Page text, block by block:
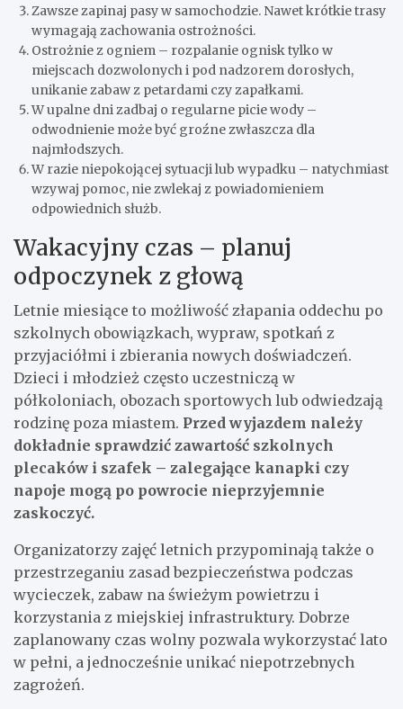
Zawsze zapinaj pasy w samochodzie. Nawet krótkie trasy
wymagają zachowania ostrożności.
Ostrożnie z ogniem – rozpalanie ognisk tylko w
miejscach dozwolonych i pod nadzorem dorosłych,
unikanie zabaw z petardami czy zapałkami.
W upalne dni zadbaj o regularne picie wody –
odwodnienie może być groźne zwłaszcza dla
najmłodszych.
W razie niepokojącej sytuacji lub wypadku – natychmiast
wzywaj pomoc, nie zwlekaj z powiadomieniem
odpowiednich służb.
Wakacyjny czas – planuj
odpoczynek z głową
Letnie miesiące to możliwość złapania oddechu po
szkolnych obowiązkach, wypraw, spotkań z
przyjaciółmi i zbierania nowych doświadczeń.
Dzieci i młodzież często uczestniczą w
półkoloniach, obozach sportowych lub odwiedzają
rodzinę poza miastem. Przed wyjazdem należy
dokładnie sprawdzić zawartość szkolnych
plecaków i szafek – zalegające kanapki czy
napoje mogą po powrocie nieprzyjemnie
zaskoczyć.
Organizatorzy zajęć letnich przypominają także o
przestrzeganiu zasad bezpieczeństwa podczas
wycieczek, zabaw na świeżym powietrzu i
korzystania z miejskiej infrastruktury. Dobrze
zaplanowany czas wolny pozwala wykorzystać lato
w pełni, a jednocześnie unikać niepotrzebnych
zagrożeń.